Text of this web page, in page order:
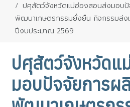
ปศุสัตว์จังหวัดแม่ฮ่องสอนส่งมอบปั
พัฒนาเกษตรกรรมยั่งยืน กิจกรรมส่ง
ปีงบประมาณ 2569
ปศุสัตว์จังหวัดแ
มอบปัจจัยการผ